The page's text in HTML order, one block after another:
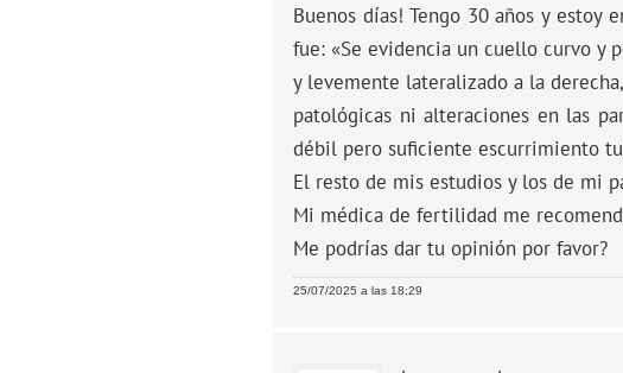
Buenos días! Tengo 30 años y estoy
fue: «Se evidencia un cuello curvo y
y levemente lateralizado a la
patológicas ni alteraciones en las
débil pero suficiente escurrimiento
El resto de mis estudios y los de mi
Mi médica de fertilidad me
Me podrías dar tu opinión por favor?
25/07/2025 a las 18:29